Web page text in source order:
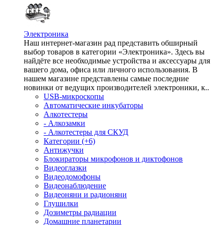
Электроника
Наш интернет-магазин рад представить обширный
выбор товаров в категории «Электроника». Здесь вы
найдёте все необходимые устройства и аксессуары для
вашего дома, офиса или личного использования. В
нашем магазине представлены самые последние
новинки от ведущих производителей электроники, к..
USB-микроскопы
Автоматические инкубаторы
Алкотестеры
- Алкозамки
- Алкотестеры для СКУД
Категории (+6)
Антижучки
Блокираторы микрофонов и диктофонов
Видеоглазки
Видеодомофоны
Видеонаблюдение
Видеоняни и радионяни
Глушилки
Дозиметры радиации
Домашние планетарии